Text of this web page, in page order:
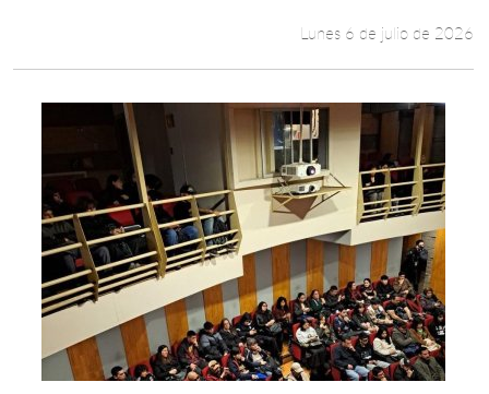
Funcionarios
English
Lunes 6 de julio de 2026